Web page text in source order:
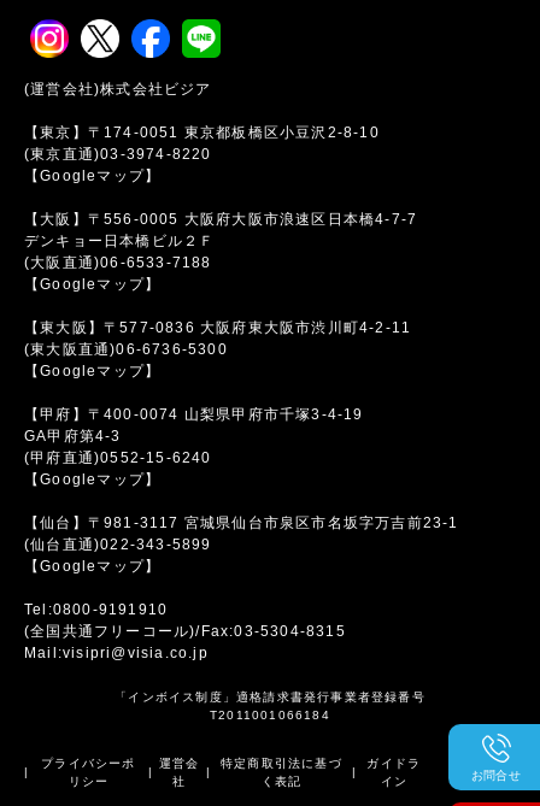
お問合せ
(運営会社)株式会社ビジア
【東京】〒174-0051 東京都板橋区小豆沢2-8-10
(東京直通)03-3974-8220
【Googleマップ】
【大阪】〒556-0005 大阪府大阪市浪速区日本橋4-7-7
デンキョー日本橋ビル２Ｆ
(大阪直通)06-6533-7188
【Googleマップ】
【東大阪】〒577-0836 大阪府東大阪市渋川町4-2-11
(東大阪直通)06-6736-5300
【Googleマップ】
【甲府】〒400-0074 山梨県甲府市千塚3-4-19
GA甲府第4-3
(甲府直通)0552-15-6240
【Googleマップ】
【仙台】〒981-3117 宮城県仙台市泉区市名坂字万吉前23-1
(仙台直通)022-343-5899
【Googleマップ】
Tel:0800-9191910
(全国共通フリーコール)/Fax:03-5304-8315
Mail:visipri@visia.co.jp
「インボイス制度」適格請求書発行事業者登録番号
T2011001066184
|
プライバシーポ
リシー
|
運営会
社
|
特定商取引法に基づ
く表記
|
ガイドラ
イン